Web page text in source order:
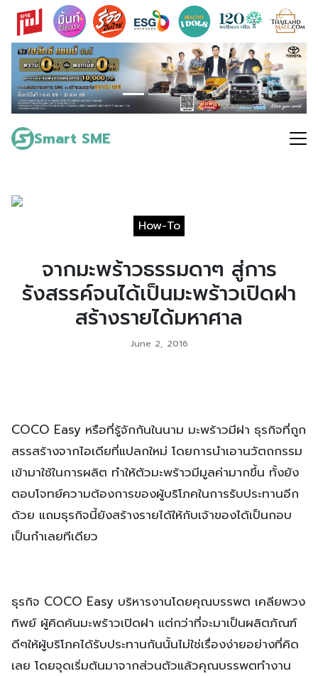
Skip
content
Smart SME
Search
for:
How-To
จากมะพร้าวธรรมดาๆ สู่การ
รังสรรค์จนได้เป็นมะพร้าวเปิดฝา
สร้างรายได้มหาศาล
June 2, 2016
COCO Easy หรือที่รู้จักกันในนาม มะพร้าวมีฝา ธุรกิจที่ถูก
สรรสร้างจากไอเดียที่แปลกใหม่ โดยการนำเอานวัตถกรรม
เข้ามาใช้ในการผลิต ทำให้ตัวมะพร้าวมีมูลค่ามากขึ้น ทั้งยัง
ตอบโจทย์ความต้องการของผู้บริโภคในการรับประทานอีก
ด้วย แถมธุรกิจนี้ยังสร้างรายได้ให้กับเจ้าของได้เป็นกอบ
เป็นกำเลยทีเดียว
ธุรกิจ COCO Easy บริหารงานโดยคุณบรรพต เคลียพวง
ทิพย์ ผู้คิดค้นมะพร้าวเปิดฝา แต่กว่าที่จะมาเป็นผลิตภัณฑ์
ดีๆให้ผู้บริโภคได้รับประทานกันนั้นไม่ใช่เรื่องง่ายอย่างที่คิด
เลย โดยจุดเริ่มต้นมาจากส่วนตัวแล้วคุณบรรพตทำงาน